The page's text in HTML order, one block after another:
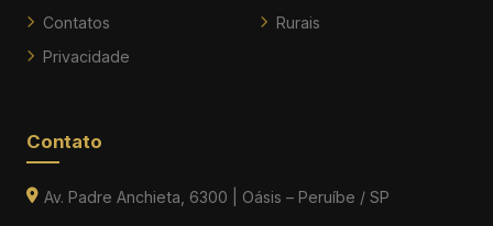
Contatos
Privacidade
Rurais
Contato
Av. Padre Anchieta, 6300 | Oásis – Peruíbe / SP